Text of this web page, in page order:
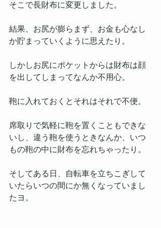
そこで長財布に変更しました。
結果、お尻が膨らまず、お金も心なし
か貯まっていくように思えたり。
しかしお尻にポケットからは財布は顔
を出してしまってなんか不用心。
鞄に入れておくとそれはそれで不便。
席取りで気軽に鞄を置くこともできな
いし、違う鞄を使うときなんか、いつ
もの鞄の中に財布を忘れちゃったり。
そしてある日、自転車を立ちこぎして
いたらいつの間にか無くなっていまし
たヨ。